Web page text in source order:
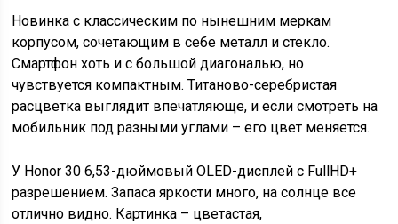
Новинка с классическим по нынешним меркам
корпусом, сочетающим в себе металл и стекло.
Смартфон хоть и с большой диагональю, но
чувствуется компактным. Титаново-серебристая
расцветка выглядит впечатляюще, и если смотреть на
мобильник под разными углами – его цвет меняется.
У Honor 30 6,53-дюймовый OLED-дисплей с FullHD+
разрешением. Запаса яркости много, на солнце все
отлично видно. Картинка – цветастая,